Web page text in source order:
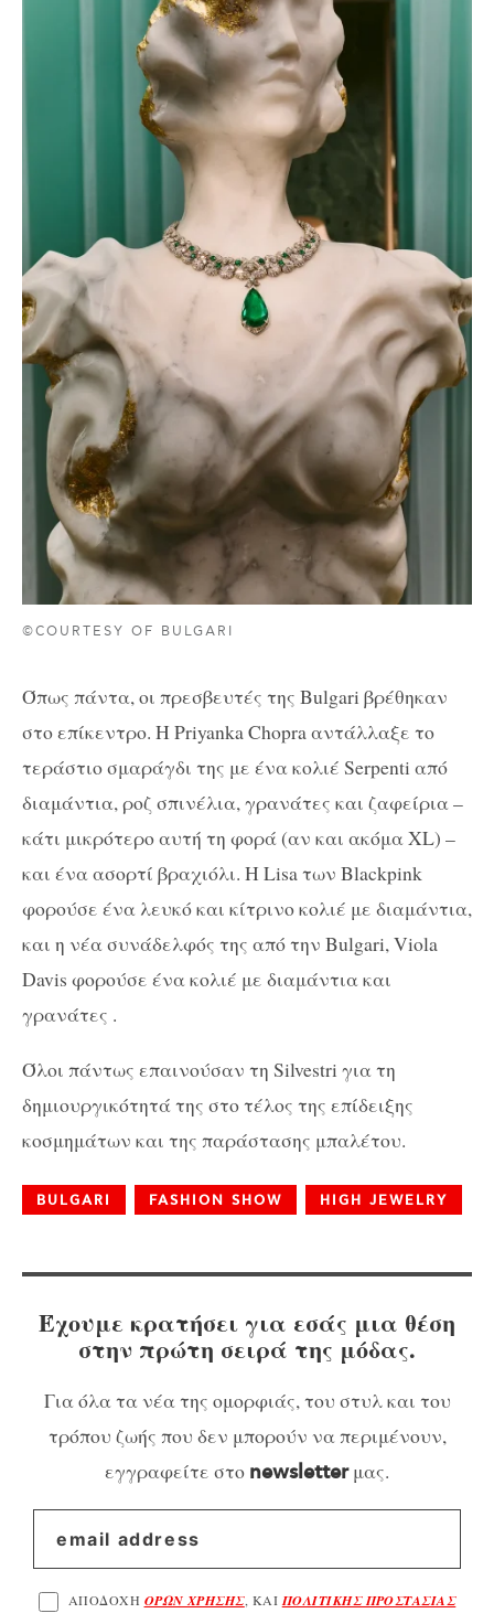
©COURTESY OF BULGARI
Όπως πάντα, οι πρεσβευτές της Bulgari βρέθηκαν
στο επίκεντρο. Η Priyanka Chopra αντάλλαξε το
τεράστιο σμαράγδι της με ένα κολιέ Serpenti από
διαμάντια, ροζ σπινέλια, γρανάτες και ζαφείρια –
κάτι μικρότερο αυτή τη φορά (αν και ακόμα XL) –
και ένα ασορτί βραχιόλι. Η Lisa των Blackpink
φορούσε ένα λευκό και κίτρινο κολιέ με διαμάντια,
και η νέα συνάδελφός της από την Bulgari, Viola
Davis φορούσε ένα κολιέ με διαμάντια και
γρανάτες .
Όλοι πάντως επαινούσαν τη Silvestri για τη
δημιουργικότητά της στο τέλος της επίδειξης
κοσμημάτων και της παράστασης μπαλέτου.
BULGARI FASHION SHOW HIGH JEWELRY
Έχουμε κρατήσει για εσάς μια θέση
στην πρώτη σειρά της μόδας.
Για όλα τα νέα της ομορφιάς, του στυλ και του
τρόπου ζωής που δεν μπορούν να περιμένουν,
εγγραφείτε στο newsletterμας.
ΑΠΟΔΟΧΗ ΟΡΩΝ ΧΡΗΣΗΣ, ΚΑΙ ΠΟΛΙΤΙΚΗΣ ΠΡΟΣΤΑΣΙΑΣ